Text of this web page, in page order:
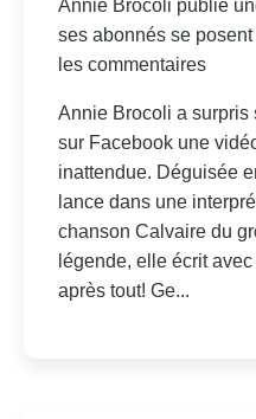
Annie Brocoli publie
ses abonnés se
les commentaires
Annie Brocoli a surpris
sur Facebook une
inattendue. Déguisée
lance dans une
chanson Calvaire du
légende, elle écrit
après tout! Ge...